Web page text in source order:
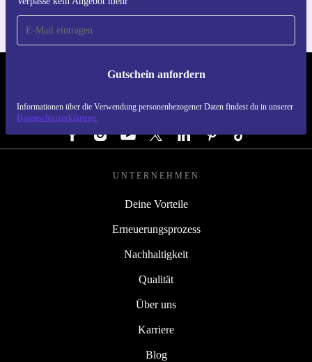
Gutschein anfordern
Informationen über die Verwendung personenbezogener Daten findest du in unserer
Datenschutzerklärung
REFURBED ÖSTERREICH - RETHINK NEW.
FOLGE UNS
UNTERNEHMEN
Deine Vorteile
Erneuerungsprozess
Nachhaltigkeit
Qualität
Über uns
Karriere
Blog